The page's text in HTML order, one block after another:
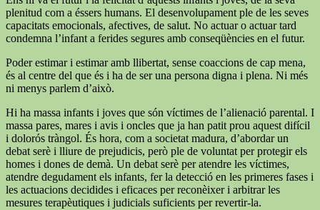
plenitud com a éssers humans. El desenvolupament ple de les seves
capacitats emocionals, afectives, de salut. No actuar o actuar tard
condemna l’infant a ferides segures amb conseqüències en el futur.
Poder estimar i estimar amb llibertat, sense coaccions de cap mena,
és al centre del que és i ha de ser una persona digna i plena. Ni més
ni menys parlem d’això.
Hi ha massa infants i joves que són víctimes de l’alienació parental. I
massa pares, mares i avis i oncles que ja han patit prou aquest difícil
i dolorós tràngol. És hora, com a societat madura, d’abordar un
debat serè i lliure de prejudicis, però ple de voluntat per protegir els
homes i dones de demà. Un debat serè per atendre les víctimes,
atendre degudament els infants, fer la detecció en les primeres fases i
les actuacions decidides i eficaces per reconèixer i arbitrar les
mesures terapèutiques i judicials suficients per revertir-la.